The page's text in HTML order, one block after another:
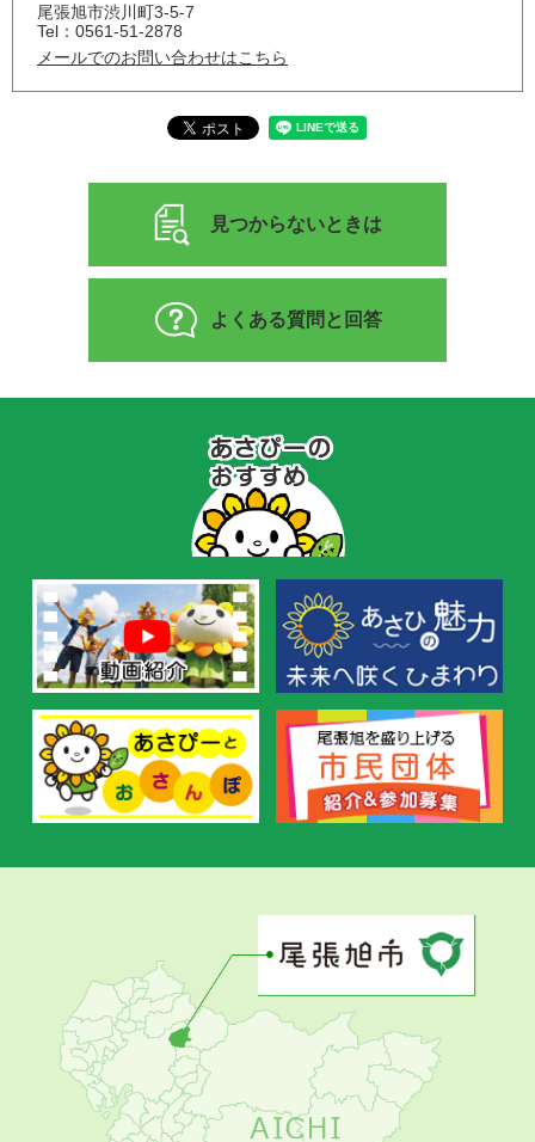
尾張旭市渋川町3-5-7
Tel：0561-51-2878
メールでのお問い合わせはこちら
見つからないときは
よくある質問と回答
の
お
す
め